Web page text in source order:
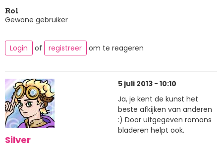
Rol
Gewone gebruiker
Login of registreer om te reageren
Silver
5 juli 2013 - 10:10
Ja, je kent de kunst het
beste afkijken van anderen
:) Door uitgegeven romans
bladeren helpt ook.